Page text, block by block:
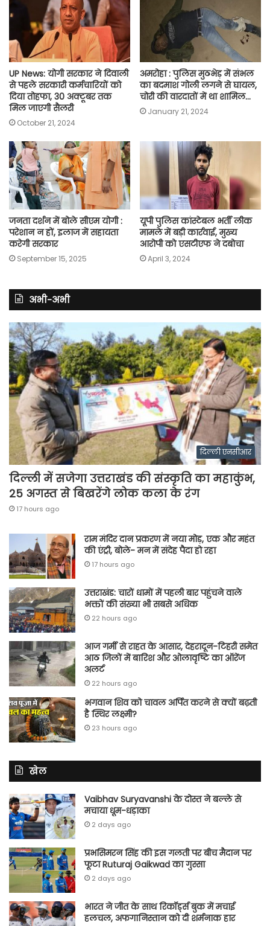
k
p
p
r
a
m
k
UP News: योगी सरकार ने दिवाली
से पहले सरकारी कर्मचारियों को
दिया तोहफा, 30 अक्टूबर तक
मिल जाएगी सैलरी
October 21, 2024
अमरोहा : पुलिस मुठभेड़ में संभल
का बदमाश गोली लगने से घायल,
चोरी की वारदातों में था शामिल…
January 21, 2024
जनता दर्शन में बोले सीएम योगी :
परेशान न हों, इलाज में सहायता
करेगी सरकार
September 15, 2025
यूपी पुलिस कांस्टेबल भर्ती लीक
मामले में बड़ी कार्रवाई, मुख्य
आरोपी को एसटीएफ ने दबोचा
April 3, 2024
अभी-अभी
दिल्ली एनसीआर
दिल्ली में सजेगा उत्तराखंड की संस्कृति का महाकुंभ,
25 अगस्त से बिखरेंगे लोक कला के रंग
17 hours ago
राम मंदिर दान प्रकरण में नया मोड़, एक और महंत
की एंट्री, बोले- मन में संदेह पैदा हो रहा
17 hours ago
उत्तराखंड: चारों धामों में पहली बार पहुंचने वाले
भक्तों की संख्या भी सबसे अधिक
22 hours ago
आज गर्मी से राहत के आसार, देहरादून-टिहरी समेत
आठ जिलों में बारिश और ओलावृष्टि का ऑरेंज
अलर्ट
22 hours ago
भगवान शिव को चावल अर्पित करने से क्यों बढ़ती
है स्थिर लक्ष्मी?
23 hours ago
खेल
Vaibhav Suryavanshi के दोस्त ने बल्ले से
मचाया धूम-धड़ाका
2 days ago
प्रभसिमरन सिंह की इस गलती पर बीच मैदान पर
फूटा Ruturaj Gaikwad का गुस्सा
2 days ago
भारत ने जीत के साथ रिकॉर्ड्स बुक में मचाई
हलचल, अफगानिस्तान को दी शर्मनाक हार